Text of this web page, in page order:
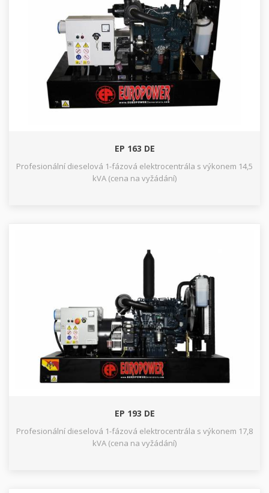
EP 163 DE
Profesionální dieselová 1-fázová elektrocentrála s výkonem 14,5
kVA (cena na vyžádání)
EP 193 DE
Profesionální dieselová 1-fázová elektrocentrála s výkonem 17,8
kVA (cena na vyžádání)